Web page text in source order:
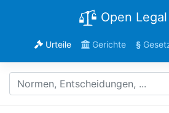
Open
Urteile Gerichte §